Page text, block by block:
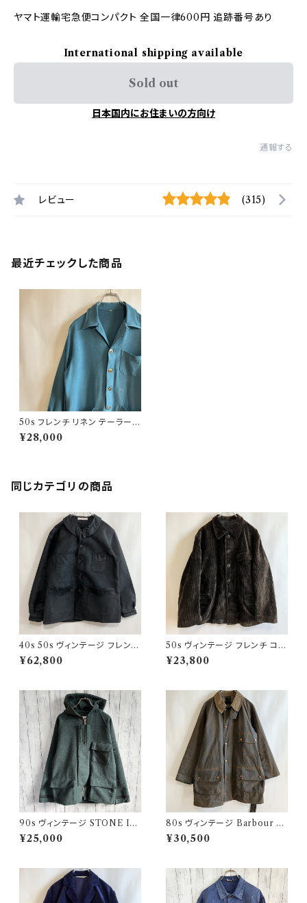
ヤマト運輸宅急便コンパクト 全国一律600円 追跡番号あり
International shipping available
Sold out
日本国内にお住まいの方向け
通報する
レビュー (315)
最近チェックした商品
50s フレンチ リネン テーラード
ジャケット レーヨン ビンテージ
¥28,000
同じカテゴリの商品
40s 50s ヴィンテージ フレンチ
Vポケ ブラックモールスキンジャ
ケット カバーオール
¥62,800
50s ヴィンテージ フレンチ コー
デュロイジャケット ビンテージ
ファーマーズジャケット
¥23,800
90s ヴィンテージ STONE ISL
AND ウールジャケット ストーン
アイランド グリーンエッジ
¥25,000
80s ヴィンテージ Barbour 2
ワラント ソルウェイジッパー Sol
way Zipper オイルドジャケット
¥30,500